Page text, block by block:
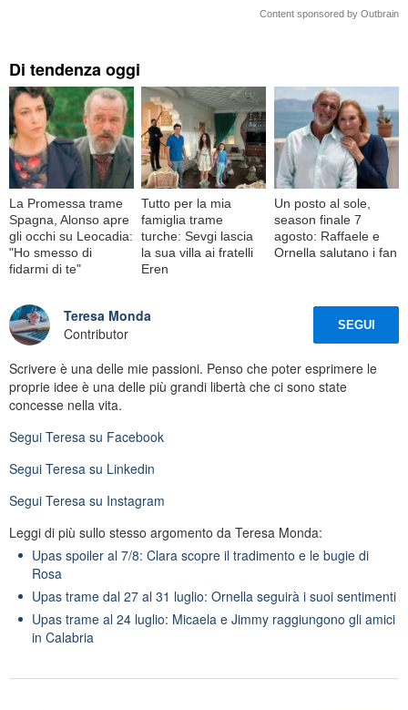
Content sponsored by Outbrain
Di tendenza oggi
La Promessa trame
Spagna, Alonso apre
gli occhi su Leocadia:
"Ho smesso di
fidarmi di te"
Tutto per la mia
famiglia trame
turche: Sevgi lascia
la sua villa ai fratelli
Eren
Un posto al sole,
season finale 7
agosto: Raffaele e
Ornella salutano i fan
Teresa Monda
Contributor
SEGUI
Scrivere è una delle mie passioni. Penso che poter esprimere le
proprie idee è una delle più grandi libertà che ci sono state
concesse nella vita.
Segui Teresa su Facebook
Segui Teresa su Linkedin
Segui Teresa su Instagram
Leggi di più sullo stesso argomento da Teresa Monda:
Upas spoiler al 7/8: Clara scopre il tradimento e le bugie di
Rosa
Upas trame dal 27 al 31 luglio: Ornella seguirà i suoi sentimenti
Upas trame al 24 luglio: Micaela e Jimmy raggiungono gli amici
in Calabria